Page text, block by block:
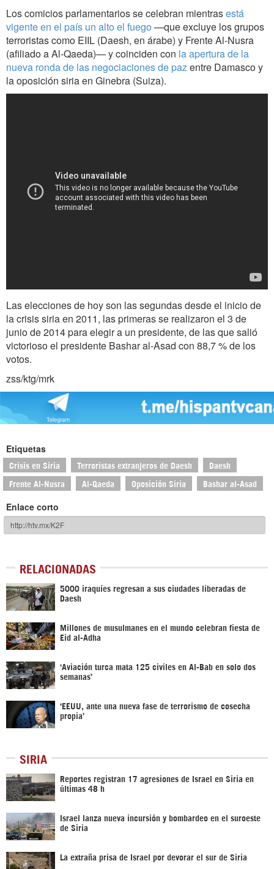
Los comicios parlamentarios se celebran mientrasestá
vigente en el país un alto el fuego —que excluye los grupos
terroristas como EIIL (Daesh, en árabe) y Frente Al-Nusra
(afiliado a Al-Qaeda)— y coinciden con la apertura de la
nueva ronda de las negociaciones de pazentre Damasco y
la oposición siria en Ginebra (Suiza).
Las elecciones de hoy son las segundas desde el inicio de
la crisis siria en 2011, las primeras se realizaron el 3 de
junio de 2014 para elegir a un presidente, de las que salió
victorioso el presidente Bashar al-Asad con 88,7 % de los
votos.
zss/ktg/mrk
Etiquetas
Crisis en Siria Terroristas extranjeros de Daesh Daesh
Frente Al-Nusra Al-Qaeda Oposición Siria Bashar al-Asad
Enlace corto
RELACIONADAS
5000 iraquíes regresan a sus ciudades liberadas de
Daesh
Millones de musulmanes en el mundo celebran fiesta de
Eid al-Adha
‘Aviación turca mata 125 civiles en Al-Bab en solo dos
semanas’
‘EEUU, ante una nueva fase de terrorismo de cosecha
propia’
SIRIA
Reportes registran 17 agresiones de Israel en Siria en
últimas 48 h
Israel lanza nueva incursión y bombardeo en el suroeste
de Siria
La extraña prisa de Israel por devorar el sur de Siria